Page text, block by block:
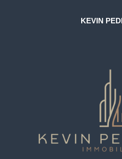
KEVIN